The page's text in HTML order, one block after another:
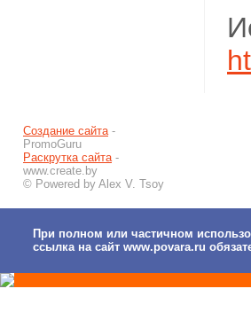
Создание сайта-
PromoGuru
Раскрутка сайта-
www.create.by
© Powered by Alex V. Tsoy
При полном или частичном
ссылка на сайт www.povara.ru